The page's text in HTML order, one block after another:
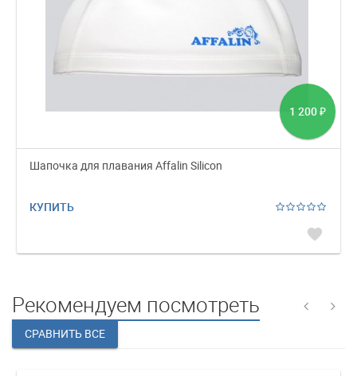
1 200 ₽
Шапочка для плавания Affalin Silicon
КУПИТЬ
favorite
Рекомендуем посмотреть